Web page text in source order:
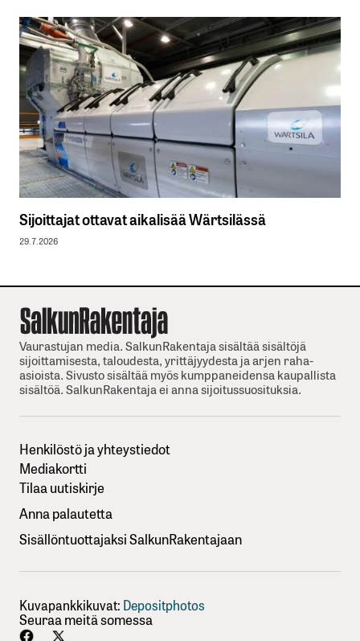
Sijoittajat ottavat aikalisää Wärtsilässä
29.7.2026
Vaurastujan media. SalkunRakentaja sisältää sisältöjä
sijoittamisesta, taloudesta, yrittäjyydesta ja arjen raha-
asioista. Sivusto sisältää myös kumppaneidensa kaupallista
sisältöä. SalkunRakentaja ei anna sijoitussuosituksia.
Henkilöstö ja yhteystiedot
Mediakortti
Tilaa uutiskirje
Anna palautetta
Sisällöntuottajaksi SalkunRakentajaan
Kuvapankkikuvat: Depositphotos
Seuraa meitä somessa